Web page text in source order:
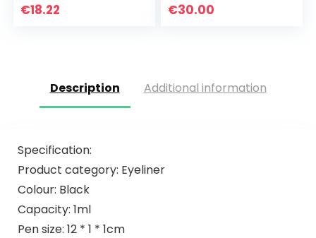
cm, Monsteramy
€18.22
beheer van puin,
€30.00
Description Additional information
Specification:
Product category: Eyeliner
Colour: Black
Capacity: 1ml
Pen size: 12 * 1 * 1cm